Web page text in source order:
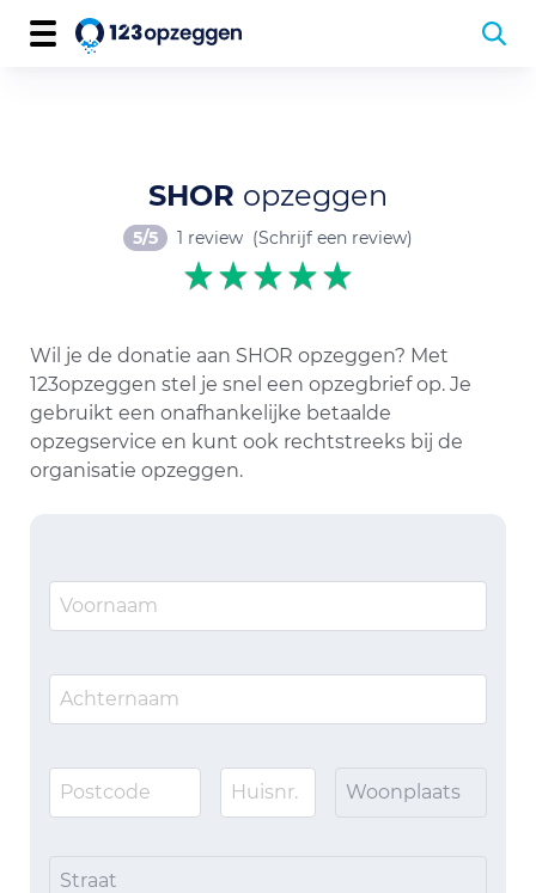
SHOR opzeggen
5/5 1 review (Schrijf een review)
Wil je de donatie aan SHOR opzeggen? Met
123opzeggen stel je snel een opzegbrief op. Je
gebruikt een onafhankelijke betaalde
opzegservice en kunt ook rechtstreeks bij de
organisatie opzeggen.
Woonplaats
Straat